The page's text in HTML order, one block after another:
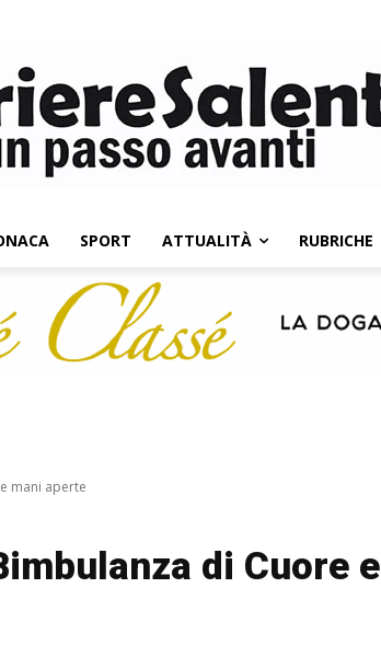
SPORT ATTUALITÀ RUBRICHE
mani aperte
di Cuore e